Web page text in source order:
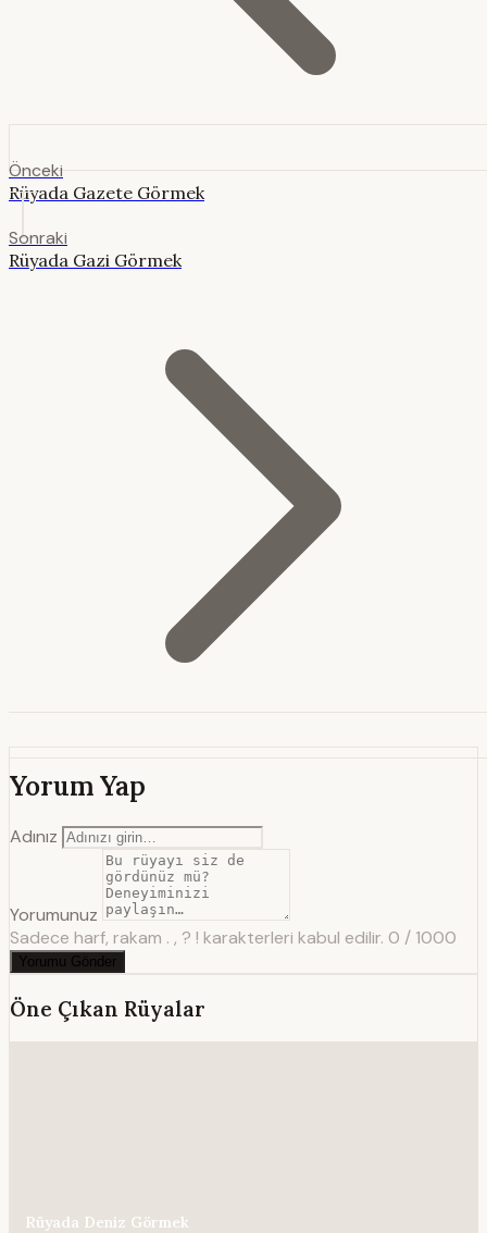
Önceki
Rüyada Gazete Görmek
Sonraki
Rüyada Gazi Görmek
Yorum Yap
Adınız
Yorumunuz
Sadece harf, rakam . , ? ! karakterleri kabul edilir. 0 / 1000
Yorumu Gönder
Öne Çıkan Rüyalar
Rüyada Deniz Görmek